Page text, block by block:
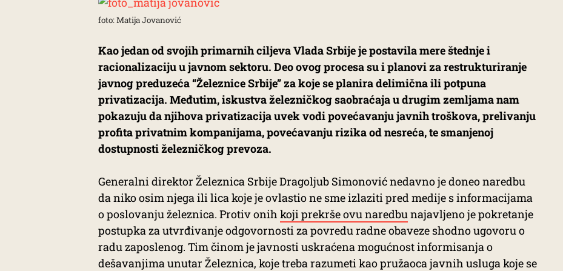
foto: Matija Jovanović
Kao jedan od svojih primarnih ciljeva Vlada Srbije je postavila mere štednje i
racionalizaciju u javnom sektoru. Deo ovog procesa su i planovi za restrukturiranje
javnog preduzeća “Železnice Srbije” za koje se planira delimična ili potpuna
privatizacija. Međutim, iskustva železničkog saobraćaja u drugim zemljama nam
pokazuju da njihova privatizacija uvek vodi povećavanju javnih troškova, prelivanju
profita privatnim kompanijama, povećavanju rizika od nesreća, te smanjenoj
dostupnosti železničkog prevoza.
Generalni direktor Železnica Srbije Dragoljub Simonović nedavno je doneo naredbu
da niko osim njega ili lica koje je ovlastio ne sme izlaziti pred medije s informacijama
o poslovanju železnica. Protiv onih koji prekrše ovu naredbunajavljeno je pokretanje
postupka za utvrđivanje odgovornosti za povredu radne obaveze shodno ugovoru o
radu zaposlenog. Tim činom je javnosti uskraćena mogućnost informisanja o
dešavanjima unutar Železnica, koje treba razumeti kao pružaoca javnih usluga koje se